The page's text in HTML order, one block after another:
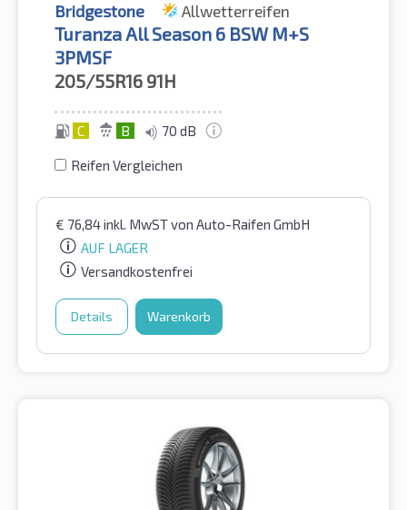
Bridgestone Allwetterreifen
Turanza All Season 6 BSW M+S
3PMSF
205/55R16 91H
C B 70 dB
Reifen Vergleichen
€ 76,84inkl. MwSTvon Auto-Raifen GmbH
AUF LAGER
Versandkostenfrei
Details Warenkorb